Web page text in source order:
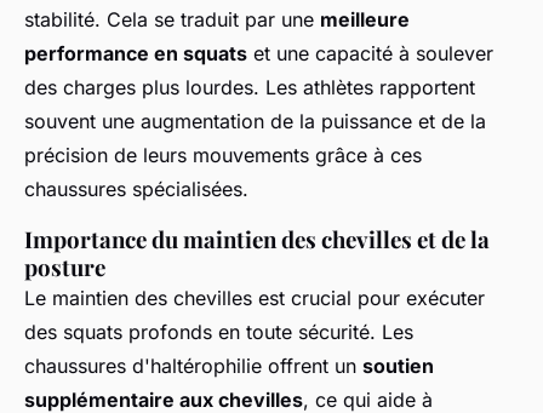
stabilité. Cela se traduit par une meilleure
performance en squats et une capacité à soulever
des charges plus lourdes. Les athlètes rapportent
souvent une augmentation de la puissance et de la
précision de leurs mouvements grâce à ces
chaussures spécialisées.
Importance du maintien des chevilles et de la
posture
Le maintien des chevilles est crucial pour exécuter
des squats profonds en toute sécurité. Les
chaussures d'haltérophilie offrent un soutien
supplémentaire aux chevilles, ce qui aide à